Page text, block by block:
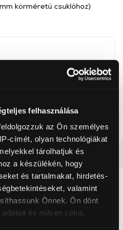
felhasználása
az Ön személyes
címét, olyan technológiákat
tárolhatjuk és
a készülékén, hogy
és tartalmakat, hirdetés-
valamint
Önnek. Ön dönt
és milyen célra.
Fekete
körméretű csuklóhoz)
ajánljuk